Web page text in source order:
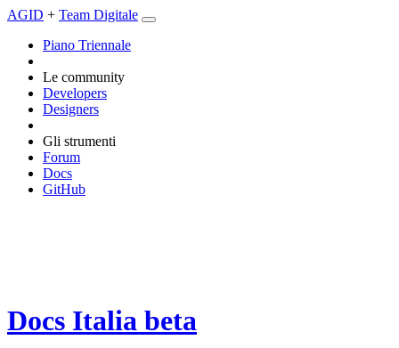
AGID + Team Digitale
Piano Triennale
Le community
Developers
Designers
Gli strumenti
Forum
Docs
GitHub
Docs Italia beta